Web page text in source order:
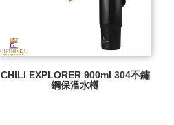
CHILI EXPLORER 900ml 304不鏽
鋼保溫水樽